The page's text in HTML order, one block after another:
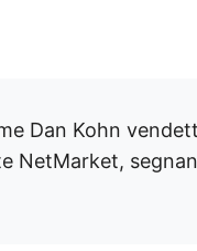
Dan Kohn
NetMarket,